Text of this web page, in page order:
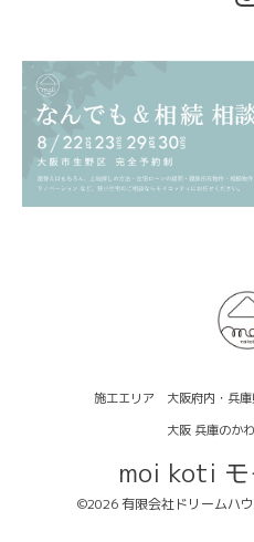
施工エリア 大阪府内・兵庫
大阪 兵庫のか
moi koti モ
©2026有限会社ドリームハ